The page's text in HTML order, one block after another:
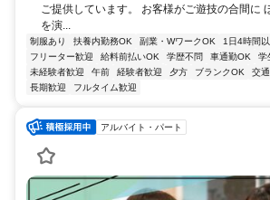
ご提供しています。 お客様がご遊技の合間に
を演...
制服あり 扶養内勤務OK 副業・WワークOK 1日4時間
フリーター歓迎
給料前払いOK 学歴不問 車通勤OK 学
未経験者歓迎
午前 経験者歓迎 夕方 ブランクOK 交
長期歓迎
フルタイム歓迎
アルバイト・パート